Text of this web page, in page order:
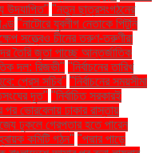
উদযাপিত" "নতুন ছাত্রসংগঠনের
"নাটোরে যুবলীগ নেতাকে পিটুনি
সত্ত্বেও চীনের তরুণ-তরুণীরা
তৈরি জুতা পাচ্ছে আন্তর্জাতিক
দল: রিজভী" "নির্বাচনের তারিখ
প্রেস সচিব" "নির্বাচনের সময়সীমা
দূত" "নির্বাচিত সরকারই
পর ভোরবেলায় ঢাকার রাস্তায়
ঢুকলে গ্রেপ্তার হতে পারেন
কমিটি গঠন" "পদ্মার পাড়ে